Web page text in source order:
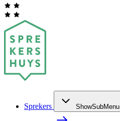
Sprekers ShowSubMenu